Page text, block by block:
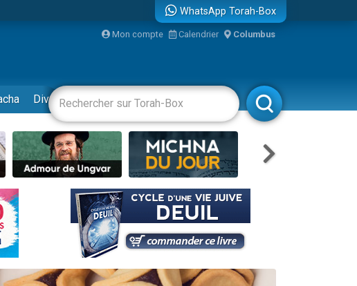
insalubre
violences...
WhatsApp Torah-Box
Mon compte Calendrier Columbus
Divertissements Livres Rabbanim